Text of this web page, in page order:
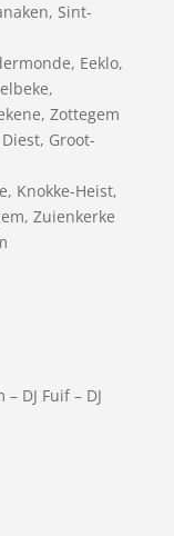
, Sint-
, Eeklo,
,
, Zottegem
Diest, Groot-
, Knokke-Heist,
, Zuienkerke
– DJ Fuif– DJ